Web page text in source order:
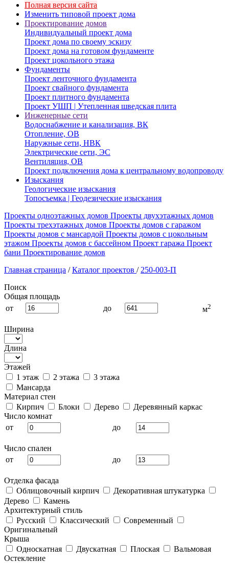
Полная версия сайта
Изменить типовой проект дома
Проектирование домов
Индивидуальный проект дома
Проект дома по своему эскизу
Проект дома на готовом фундаменте
Проект цокольного этажа
Фундаменты
Проект ленточного фундамента
Проект свайного фундамента
Проект плитного фундамента
Проект УШП | Утепленная шведская плита
Инженерные сети
Водоснабжение и канализация, ВК
Отопление, ОВ
Наружные сети, НВК
Электрические сети, ЭС
Вентиляция, ОВ
Проект подключения дома к центральному водопроводу
Изыскания
Геологические изыскания
Топосъемка | Геодезические изыскания
Проекты одноэтажных домов Проекты двухэтажных домов
Проекты трехэтажных домов Проекты домов с гаражом
Проекты домов с мансардой Проекты домов с цокольным
этажом Проекты домов с бассейном Проект гаража Проект
бани Проектирование домов
Главная страница / Каталог проектов / 250-003-П
Поиск
Общая площадь
от
до м2
Ширина
Длина
Этажей
1 этаж
2 этажа
3 этажа
Мансарда
Материал стен
Кирпич
Блоки Дерево
Деревянный каркас
Число комнат
от
до
Число спален
от
до
Отделка фасада
Облицовочный кирпич
Декоративная штукатурка
Дерево
Камень
Архитектурный стиль
Русский
Классический
Современный
Оригинальный
Крыша
Односкатная
Двускатная Плоская
Вальмовая
Остекление